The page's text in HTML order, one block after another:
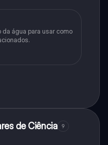
água para usar como
de Ciência 9